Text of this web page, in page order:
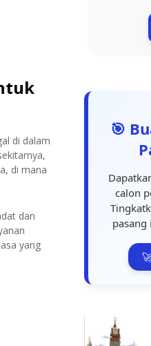
di dalam
di mana
dan
yang
🎯
calon